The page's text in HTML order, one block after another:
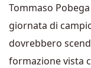
Tommaso
giornata di
dovrebbero
formazione vista